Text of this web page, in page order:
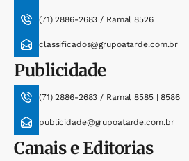
(71) 2886-2683 / Ramal 8526
classificados@grupoatarde.com.br
Publicidade
(71) 2886-2683 / Ramal 8585 | 8586
publicidade@grupoatarde.com.br
Canais e Editorias